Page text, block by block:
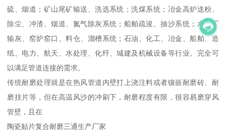
硫、烟道；矿山尾矿输送、洗选系统；洗煤系统；冶金高炉送粉、
除尘、冲渣、烟道、氮气除灰系统；船舶疏浚、抽沙系统；水泥厂
输灰、窑炉窑口、料仓、溜槽系统；石油、化工、冶金、船舶、造
纸、电力、航天、水处理、化纤、城建及机械设备等行业。完全可
以满足管道连接的需求。
传统耐磨处理就是在热风管道内壁打上浇注料或者镶嵌耐磨砖、耐
磨挂片等，但在高温风沙的冲刷下，耐磨程度有限，很容易磨穿风
管壁，且在
陶瓷贴片复合耐磨三通生产厂家